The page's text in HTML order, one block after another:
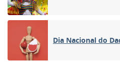
Dia Nacional do